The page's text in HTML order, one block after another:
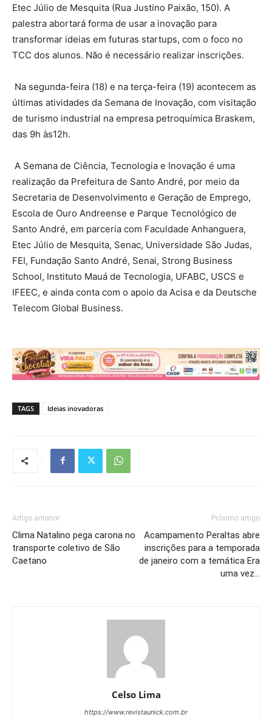
Etec Júlio de Mesquita (Rua Justino Paixão, 150). A
palestra abortará forma de usar a inovação para
transformar ideias em futuras startups, com o foco no
TCC dos alunos. Não é necessário realizar inscrições.
Na segunda-feira (18) e na terça-feira (19) acontecem as
últimas atividades da Semana de Inovação, com visitação
de turismo industrial na empresa petroquímica Braskem,
das 9h às12h.
A Semana de Ciência, Tecnologia e Inovação é uma
realização da Prefeitura de Santo André, por meio da
Secretaria de Desenvolvimento e Geração de Emprego,
Escola de Ouro Andreense e Parque Tecnológico de
Santo André, em parceria com Faculdade Anhanguera,
Etec Júlio de Mesquita, Senac, Universidade São Judas,
FEI, Fundação Santo André, Senai, Strong Business
School, Instituto Mauá de Tecnologia, UFABC, USCS e
IFEEC, e ainda conta com o apoio da Acisa e da Deutsche
Telecom Global Business.
TAGS Ideias inovadoras
Artigo anterior
Clima Natalino pega carona no
transporte coletivo de São
Caetano
Próximo artigo
Acampamento Peraltas abre
inscrições para a temporada
de janeiro com a temática Era
uma vez…
Celso Lima
https://www.revistaunick.com.br